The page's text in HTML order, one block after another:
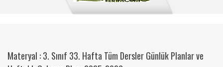
Materyal : 3. Sınıf 33. Hafta Tüm Dersler Günlük Planlar ve